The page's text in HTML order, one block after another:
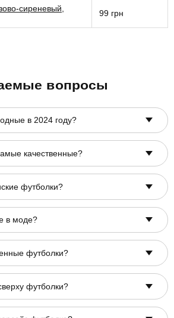
сиреневый,
99 грн
вопросы
в 2024 году?
качественные?
футболки?
в моде?
футболки?
футболки?